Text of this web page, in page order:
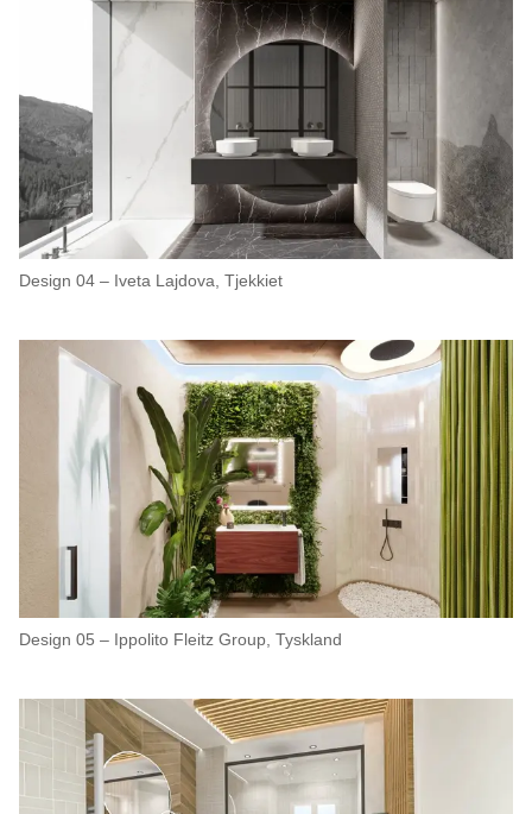
Design 04 – Iveta Lajdova, Tjekkiet
Design 05 – Ippolito Fleitz Group, Tyskland